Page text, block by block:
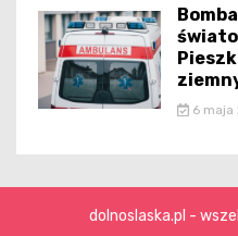
6 maja
dolnoslaska.pl -